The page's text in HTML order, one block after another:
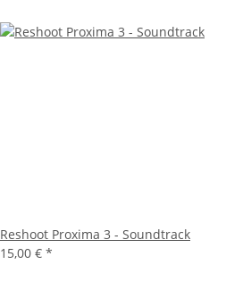
Reshoot Proxima 3 - Soundtrack
15,00 € *